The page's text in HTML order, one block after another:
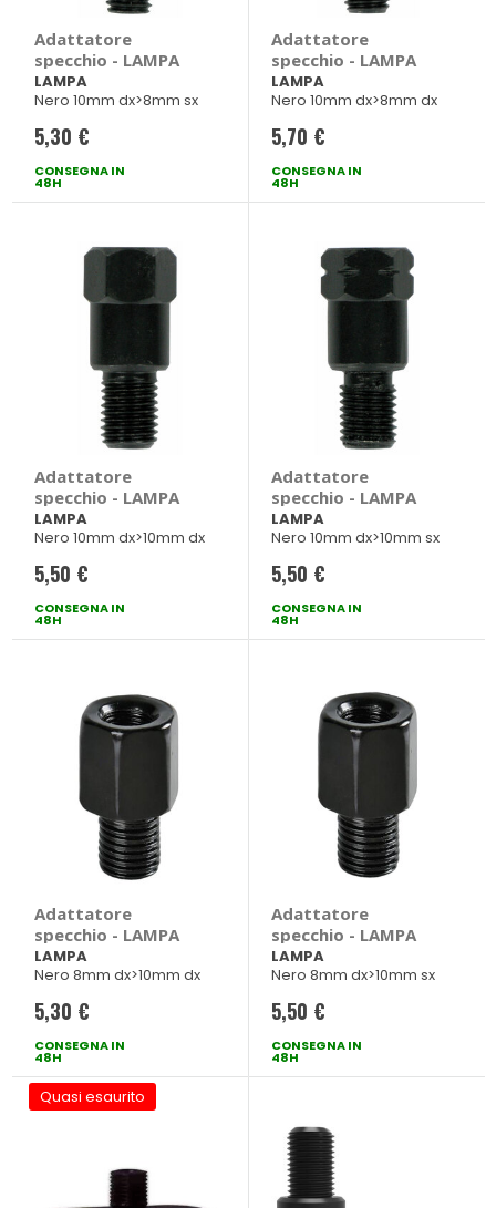
Adattatore
specchio - LAMPA
LAMPA
Nero 10mm dx>8mm sx
5,30 €
CONSEGNA IN
48H
Adattatore
specchio - LAMPA
LAMPA
Nero 10mm dx>8mm dx
5,70 €
CONSEGNA IN
48H
Adattatore
specchio - LAMPA
LAMPA
Nero 10mm dx>10mm dx
5,50 €
CONSEGNA IN
48H
Adattatore
specchio - LAMPA
LAMPA
Nero 10mm dx>10mm sx
5,50 €
CONSEGNA IN
48H
Adattatore
specchio - LAMPA
LAMPA
Nero 8mm dx>10mm dx
5,30 €
CONSEGNA IN
48H
Adattatore
specchio - LAMPA
LAMPA
Nero 8mm dx>10mm sx
5,50 €
CONSEGNA IN
48H
Quasi esaurito